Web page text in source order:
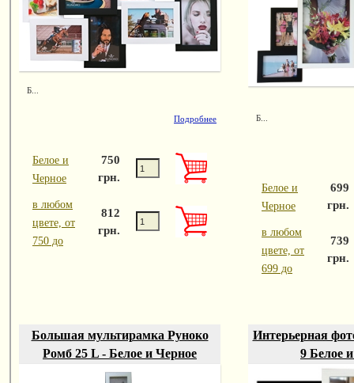
Б...
Подробнее
Белое и
Черное
750
грн.
в любом
цвете, от
750 до
812
грн.
Б...
Белое и
Черное
699
грн.
в любом
цвете, от
699 до
739
грн.
Большая мультирамка Руноко
Ромб 25 L - Белое и Черное
Интерьерная
9 Белое